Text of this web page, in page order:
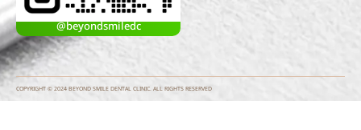
@beyondsmiledc
COPYRIGHT © 2024 BEYOND SMILE DENTAL CLINIC. ALL RIGHTS RESERVED